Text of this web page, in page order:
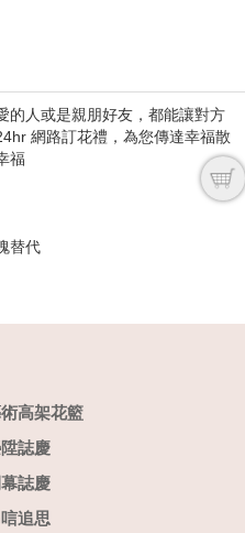
的人或是親朋好友，都能讓對方
網路訂花禮，為您傳達幸福散
福
替代
高架花籃
誌慶
誌慶
追思